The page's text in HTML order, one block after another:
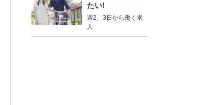
たい!
週2、3日から働く求
人